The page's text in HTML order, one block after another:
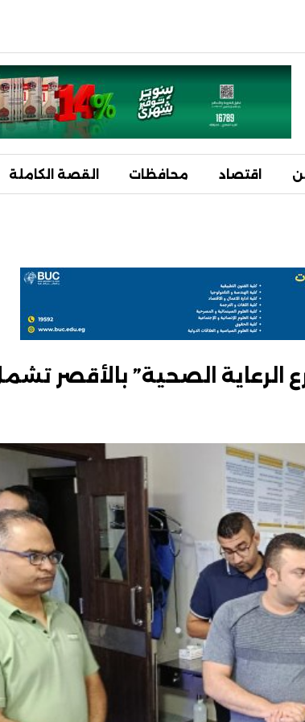
اقتصاد محافظات القصة الكاملة
الرعاية الصحية” بالأقصر